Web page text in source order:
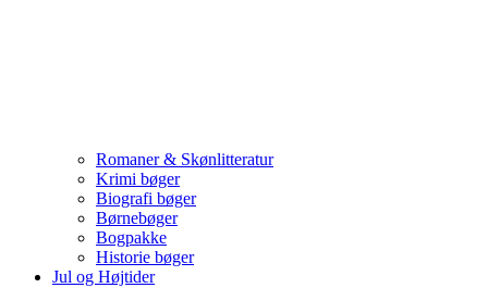
Romaner & Skønlitteratur
Krimi bøger
Biografi bøger
Børnebøger
Bogpakke
Historie bøger
Jul og Højtider